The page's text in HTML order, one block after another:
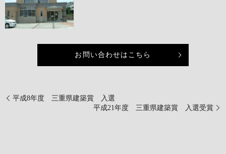
お問い合わせはこちら
平成8年度 三重県建築賞 入選
平成21年度 三重県建築賞 入選受賞